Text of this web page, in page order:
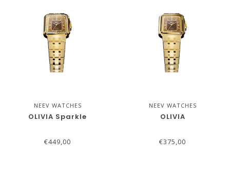
NEEV WATCHES
OLIVIA Sparkle
€449,00
NEEV WATCHES
OLIVIA
€375,00